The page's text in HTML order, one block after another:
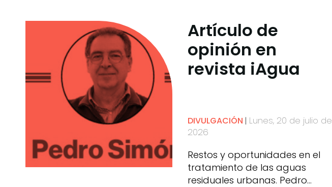
Artículo de
opinión en
revista iAgua
DIVULGACIÓN
Lunes, 20 de julio de
2026
Restos y oportunidades en el
tratamiento de las aguas
residuales urbanas. Pedro